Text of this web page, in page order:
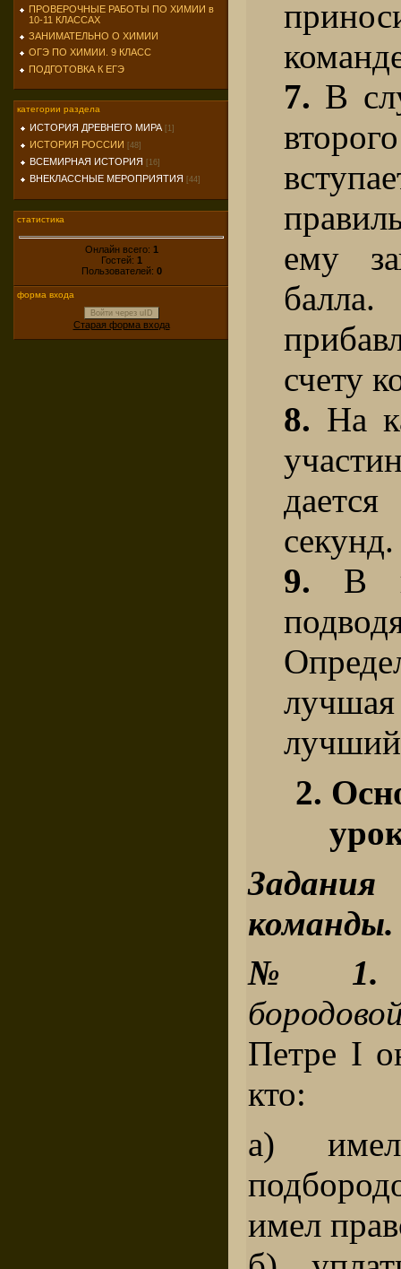
ПРОВЕРОЧНЫЕ РАБОТЫ ПО ХИМИИ в
10-11 КЛАССАХ
ЗАНИМАТЕЛЬНО О ХИМИИ
ОГЭ ПО ХИМИИ. 9 КЛАСС
ПОДГОТОВКА К ЕГЭ
категории раздела
ИСТОРИЯ ДРЕВНЕГО МИРА [1]
ИСТОРИЯ РОССИИ [48]
ВСЕМИРНАЯ ИСТОРИЯ [16]
ВНЕКЛАССНЫЕ МЕРОПРИЯТИЯ [44]
статистика
Онлайн всего: 1
Гостей: 1
Пользователей: 0
форма входа
Войти через uID
Старая форма входа
7. В
ему
счету
8. На
секунд.
9. В
2.
команды.
№ 1.
Петре I
кто:
а) имел
имел